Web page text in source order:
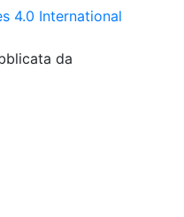
4.0 International
da